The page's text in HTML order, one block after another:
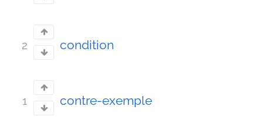
2 condition
1 contre-exemple